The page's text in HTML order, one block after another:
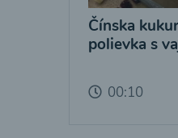
Čínska
polievka s
00:10